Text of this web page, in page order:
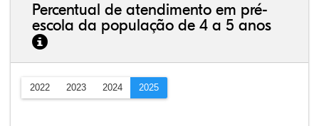
Percentual de atendimento em pré-
escola da população de 4 a 5 anos
2022 2023 2024 2025